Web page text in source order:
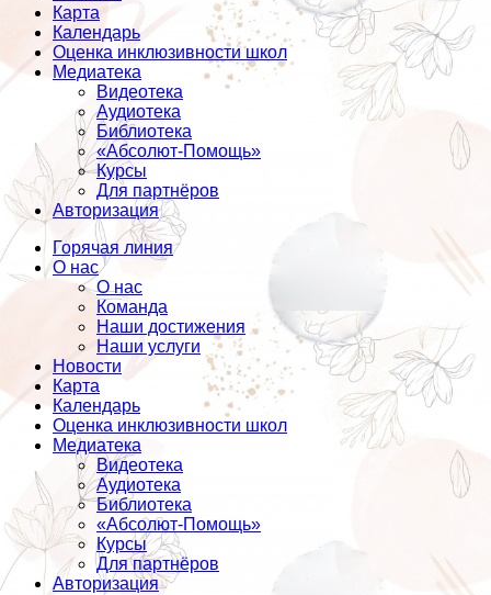
Карта
Календарь
Оценка инклюзивности школ
Медиатека
Видеотека
Аудиотека
Библиотека
«Абсолют-Помощь»
Курсы
Для партнёров
Авторизация
Горячая линия
О нас
О нас
Команда
Наши достижения
Наши услуги
Новости
Карта
Календарь
Оценка инклюзивности школ
Медиатека
Видеотека
Аудиотека
Библиотека
«Абсолют-Помощь»
Курсы
Для партнёров
Авторизация